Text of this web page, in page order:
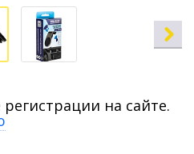
на сайте.